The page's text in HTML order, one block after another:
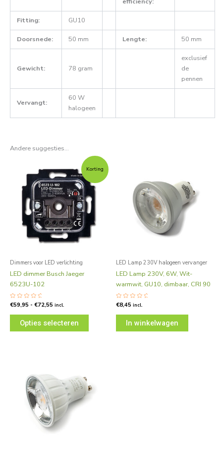
Fitting: GU10
Doorsnede: 50 mm Lengte: 50 mm
Gewicht: 78 gram
exclusief
de
pennen
Vervangt:
60 W
halogeen
Andere suggesties…
Korting
Dimmers voor LED verlichting
LED dimmer Busch Jaeger
6523U-102
Gewaardeerd
0
€59,95 - €72,55
Prijsklasse:
€59,95
tot
€72,55
incl.
Opties selecteren
product
heeft
meerdere
variaties.
Deze
optie
kan
productpagina
LED Lamp 230V halogeen vervanger
LED Lamp 230V, 6W, Wit-
warmwit, GU10, dimbaar, CRI 90
Gewaardeerd
0
€8,45 incl.
In winkelwagen